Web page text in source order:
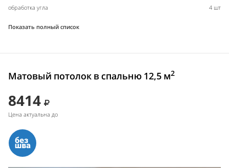
обработка угла 4 шт
Показать полный список
Матовый потолок в спальню 12,5 м2
8414
Цена актуальна до